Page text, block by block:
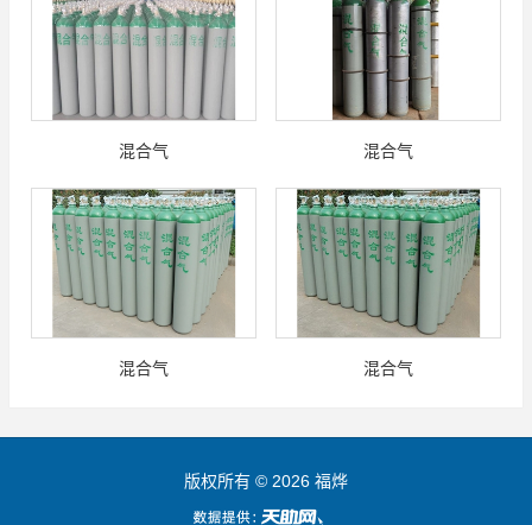
混合气 混合气
混合气 混合气
版权所有 © 2026 福烨